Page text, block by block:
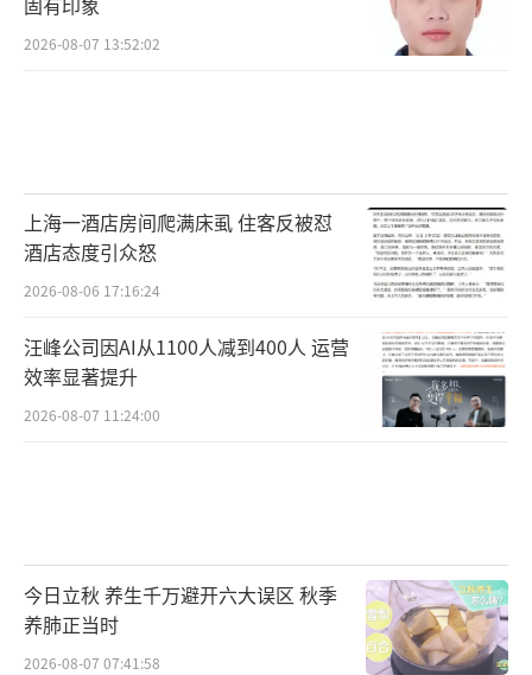
2026-08-07 13:52:02
上海一酒店房间爬满床虱 住客反被怼
酒店态度引众怒
2026-08-06 17:16:24
汪峰公司因AI从1100人减到400人 运营
效率显著提升
2026-08-07 11:24:00
今日立秋 养生千万避开六大误区 秋季
养肺正当时
2026-08-07 07:41:58